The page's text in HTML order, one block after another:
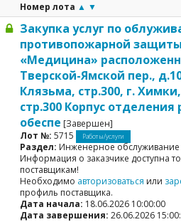
Номер лота ▲ ▼
Закупка услуг по
противопожарной
«Медицина»
Тверской-Ямской пер.,
Клязьма, стр.300, г.
стр.300 Корпус
обеспе [Завершен]
Лот №: 5715 Работы/услуги
Раздел: Инженерное обслуживание
Информация о заказчике доступна
поставщикам!
Необходимо авторизоваться или
профиль поставщика.
Дата начала: 18.06.2026 10:00:00
Дата завершения: 26.06.2026